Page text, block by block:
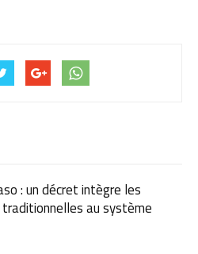
: un décret intègre les
au système